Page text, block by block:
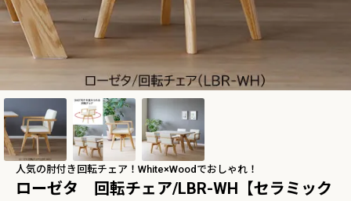
ームソファ
SN【リビン
/寝室/シェー
インク
レザーテックス カウチソフ
ァ マウルス2 プライム
PLT【在庫色/特注色】オッ
トマン分離型自由レイアウ
ト 幅218cm リラックスフ
ォーム ラグジュアリー 関家
¥139,800税込
人気の肘付き回転チェア！White×Woodでおしゃれ！
ローゼタ 回転チェア/LBR-WH【セラミック